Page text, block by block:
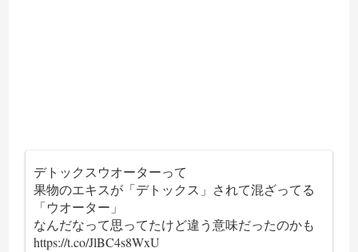
デトックスウオーターって
果物のエキスが「デトックス」されて混ざってる
「ウオーター」
なんだなって思ってたけど違う意味だったのかも
https://t.co/JlBC4s8WxU